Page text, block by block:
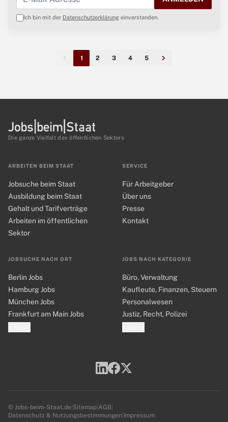
Ich bin mit der Datenschutzerklärung einverstanden.
1 2 3 4 5
Die ganze Vielfalt des öffentlichen Sektors
ARBEITEN BEIM STAAT
Jobsuche beim Staat
Ausbildung beim Staat
Gehalt und Tarifverträge
Arbeiten im öffentlichen
Sektor
JOBSUCHE NACH ORT
Berlin Jobs
Hamburg Jobs
München Jobs
Frankfurt am Main Jobs
JOBS NACH KATEGORIE
Büro, Verwaltung
Kaufleute, Finanzen, Steuern
Personalwesen
Justiz, Recht, Polizei
SERVICE
Für Arbeitgeber
Über uns
Presse
Kontakt
© Jobs-beim-Staat.de Sitemap AGB
Datenschutz & Nutzungsbestimmungen Impressum